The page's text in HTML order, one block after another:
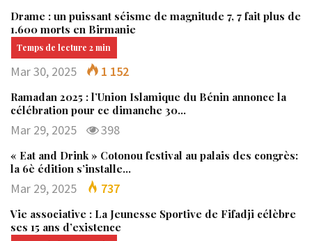
Drame : un puissant séisme de magnitude 7, 7 fait plus de
1.600 morts en Birmanie
Mar 30, 2025 1 152
Ramadan 2025 : l’Union Islamique du Bénin annonce la
célébration pour ce dimanche 30…
Mar 29, 2025 398
« Eat and Drink » Cotonou festival au palais des congrès:
la 6è édition s’installe…
Mar 29, 2025 737
Vie associative : La Jeunesse Sportive de Fifadji célèbre
ses 15 ans d’existence